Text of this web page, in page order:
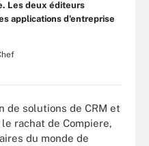
Les deux éditeurs
applications d'entreprise
de solutions de CRM et
rachat de Compiere,
du monde de